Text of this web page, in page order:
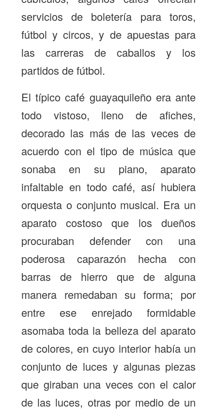
servicios de boletería para toros,
fútbol y circos, y de apuestas para
las carreras de caballos y los
partidos de fútbol.
El típico café guayaquileño era ante
todo vistoso, lleno de afiches,
decorado las más de las veces de
acuerdo con el tipo de música que
sonaba en su piano, aparato
infaltable en todo café, así hubiera
orquesta o conjunto musical. Era un
aparato costoso que los dueños
procuraban defender con una
poderosa caparazón hecha con
barras de hierro que de alguna
manera remedaban su forma; por
entre ese enrejado formidable
asomaba toda la belleza del aparato
de colores, en cuyo interior había un
conjunto de luces y algunas piezas
que giraban una veces con el calor
de las luces, otras por medio de un